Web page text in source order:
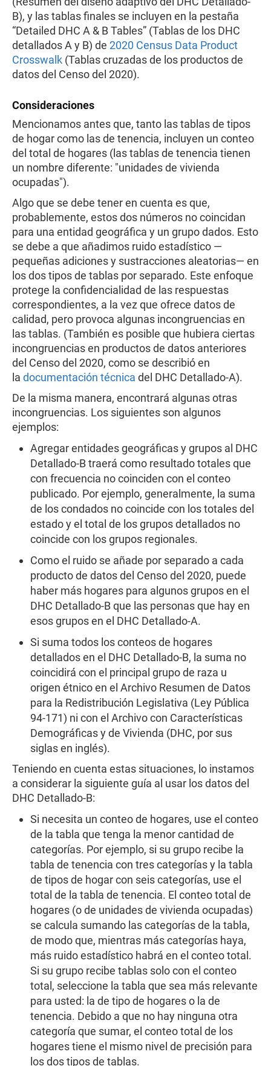
B), y las tablas finales se incluyen en la pestaña
“Detailed DHC A & B Tables” (Tablas de los DHC
detallados A y B) de 2020 Census Data Product
Crosswalk (Tablas cruzadas de los productos de
datos del Censo del 2020).
Consideraciones
Mencionamos antes que, tanto las tablas de tipos
de hogar como las de tenencia, incluyen un conteo
del total de hogares (las tablas de tenencia tienen
un nombre diferente: "unidades de vivienda
ocupadas").
Algo que se debe tener en cuenta es que,
probablemente, estos dos números no coincidan
para una entidad geográfica y un grupo dados. Esto
se debe a que añadimos ruido estadístico —
pequeñas adiciones y sustracciones aleatorias— en
los dos tipos de tablas por separado. Este enfoque
protege la confidencialidad de las respuestas
correspondientes, a la vez que ofrece datos de
calidad, pero provoca algunas incongruencias en
las tablas. (También es posible que hubiera ciertas
incongruencias en productos de datos anteriores
del Censo del 2020, como se describió en
la documentación técnica del DHC Detallado-A).
De la misma manera, encontrará algunas otras
incongruencias. Los siguientes son algunos
ejemplos:
Agregar entidades geográficas y grupos al DHC
Detallado-B traerá como resultado totales que
con frecuencia no coinciden con el conteo
publicado. Por ejemplo, generalmente, la suma
de los condados no coincide con los totales del
estado y el total de los grupos detallados no
coincide con los grupos regionales.
Como el ruido se añade por separado a cada
producto de datos del Censo del 2020, puede
haber más hogares para algunos grupos en el
DHC Detallado-B que las personas que hay en
esos grupos en el DHC Detallado-A.
Si suma todos los conteos de hogares
detallados en el DHC Detallado-B, la suma no
coincidirá con el principal grupo de raza u
origen étnico en el Archivo Resumen de Datos
para la Redistribución Legislativa (Ley Pública
94-171) ni con el Archivo con Características
Demográficas y de Vivienda (DHC, por sus
siglas en inglés).
Teniendo en cuenta estas situaciones, lo instamos
a considerar la siguiente guía al usar los datos del
DHC Detallado-B:
Si necesita un conteo de hogares, use el conteo
de la tabla que tenga la menor cantidad de
categorías. Por ejemplo, si su grupo recibe la
tabla de tenencia con tres categorías y la tabla
de tipos de hogar con seis categorías, use el
total de la tabla de tenencia. El conteo total de
hogares (o de unidades de vivienda ocupadas)
se calcula sumando las categorías de la tabla,
de modo que, mientras más categorías haya,
más ruido estadístico habrá en el conteo total.
Si su grupo recibe tablas solo con el conteo
total, seleccione la tabla que sea más relevante
para usted: la de tipo de hogares o la de
tenencia. Debido a que no hay ninguna otra
categoría que sumar, el conteo total de los
hogares tiene el mismo nivel de precisión para
los dos tipos de tablas.